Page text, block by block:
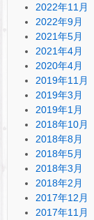
2022年11月
2022年9月
2021年5月
2021年4月
2020年4月
2019年11月
2019年3月
2019年1月
2018年10月
2018年8月
2018年5月
2018年3月
2018年2月
2017年12月
2017年11月